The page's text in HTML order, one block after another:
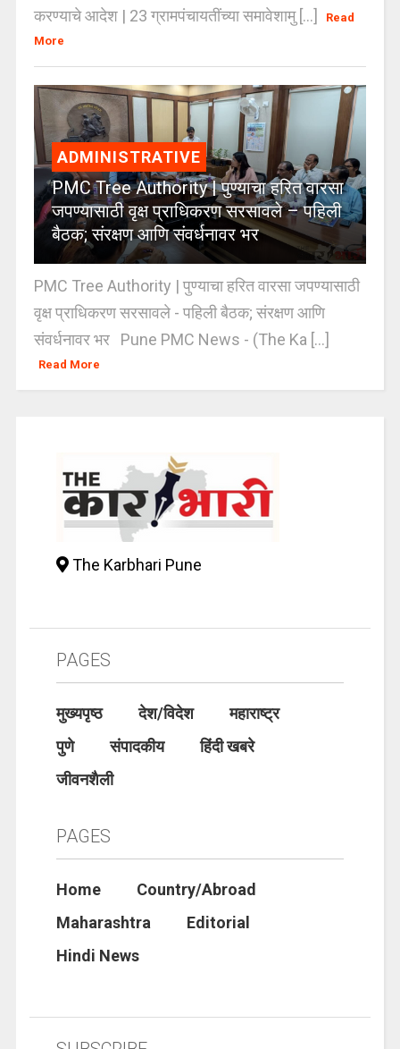
करण्याचे आदेश | 23 ग्रामपंचायतींच्या समावेशामु [...]
Read
More
ADMINISTRATIVE
PMC Tree Authority | पुण्याचा हरित वारसा
जपण्यासाठी वृक्ष प्राधिकरण सरसावले – पहिली
बैठक; संरक्षण आणि संवर्धनावर भर
PMC Tree Authority | पुण्याचा हरित वारसा जपण्यासाठी
वृक्ष प्राधिकरण सरसावले - पहिली बैठक; संरक्षण आणि
संवर्धनावर भर Pune PMC News - (The Ka [...]
Read More
The Karbhari Pune
PAGES
मुख्यपृष्ठ देश/विदेश
महाराष्ट्र
पुणे
संपादकीय
हिंदी खबरे
जीवनशैली
PAGES
Home
Country/Abroad
Maharashtra
Editorial
Hindi News